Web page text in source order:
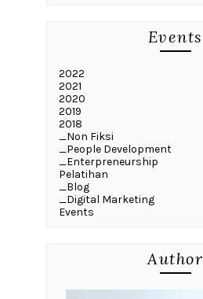
Events
2022
2021
2020
2019
2018
_Non Fiksi
_People Development
_Enterpreneurship
Pelatihan
_Blog
_Digital Marketing
Events
Author